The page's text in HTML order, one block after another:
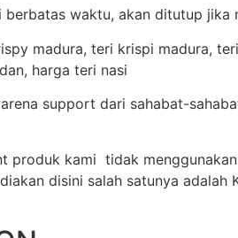
berbatas waktu, akan ditutup
support dari sahabat-
kami tidak
disini salah satunya adalah